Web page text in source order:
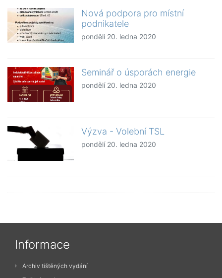
Nová podpora pro místní
podnikatele
pondělí 20. ledna 2020
Seminář o úsporách energie
pondělí 20. ledna 2020
Výzva - Volební TSL
pondělí 20. ledna 2020
Informace
Archiv tištěných vydání